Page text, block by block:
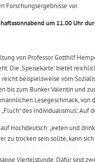
Forschungsergebnisse vor.
um 11.00 Uhr
von Professor Gotthilf
Die ‚Speisekarte’ bietet
beispielsweise vom
bis zum Bunker Valentin und
Lesegeschmack, von
des Individualismus’.
Hochdeutsch: „eeten und
zu trocken sein sollte, kann
Viertelstunde. Dafür sind